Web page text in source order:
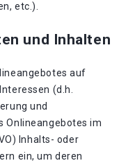
etc.).
und Inhalten
auf
(d.h.
und
Onlineangebotes im
Inhalts- oder
ein, um deren